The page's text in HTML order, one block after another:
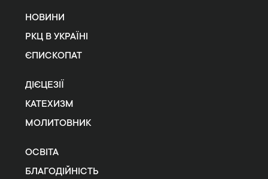
НОВИНИ
РКЦ В УКРАЇНІ
ЄПИСКОПАТ
ДІЄЦЕЗІЇ
КАТЕХИЗМ
МОЛИТОВНИК
ОСВІТА
БЛАГОДІЙНІСТЬ